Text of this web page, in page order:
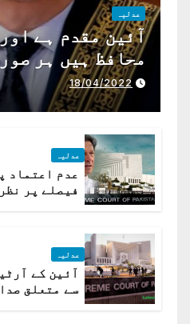
عدلیہ
آئین مقدم ہے
محافظ ہیں ہر
ذمہ داری ادا
جسٹس پاکستان
18/04/2022
عدلیہ
عدم اعتماد
فیصلے پر
عدلیہ
سے متعلق